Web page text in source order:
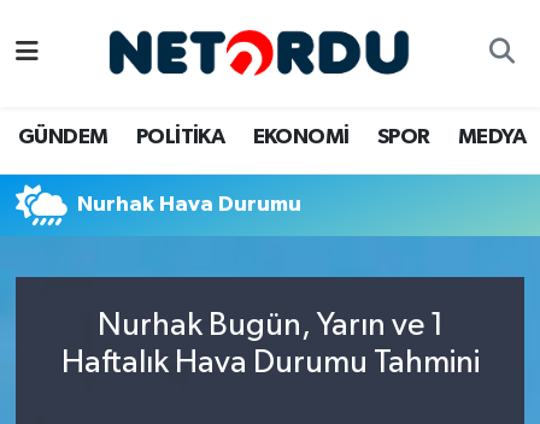
GÜNDEM POLİTİKA EKONOMİ SPOR MEDYA
Nurhak Hava Durumu
Nurhak Bugün, Yarın ve 1
Haftalık Hava Durumu Tahmini
DÜNYA
EĞİTİM
EKONOMİ
Namaz Vakitleri
Trafik Durumu
Süper Lig Puan Durumu ve Fikstür